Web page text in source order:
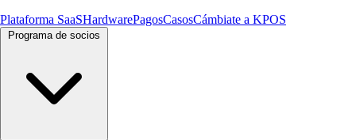
Plataforma SaaSHardwarePagosCasosCámbiate a KPOS